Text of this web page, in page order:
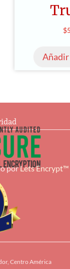
$
porLets Encrypt™
Centro América